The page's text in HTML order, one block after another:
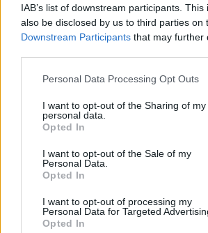
IAB’s list of downstream participants.
also be disclosed by us to third parties on
Downstream Participants that may further
Please note that this website/app uses
not limited to your visit or usage
grant or deny consent to Google and its
use your data for below specified
consent section.
Personal Data Processing Opt Outs
I want to opt-out of the Sharing of my
personal data.
Opted In
I want to opt-out of the Sale of my
Personal Data.
Opted In
I want to opt-out of processing my
Personal Data for Targeted
Opted In
Δέσποινα Βανδή και Βασίλης
μια τρυφερή φωτογραφία με
του Αγίου Βαλεντίνου